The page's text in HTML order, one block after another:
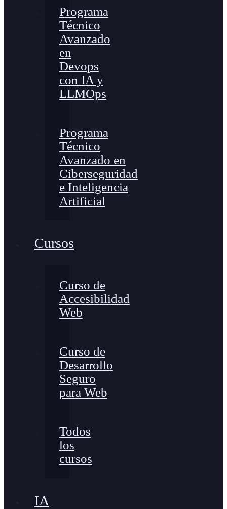
Programa
Técnico
Avanzado
en
Devops
con IA y
LLMOps
Programa
Técnico
Avanzado en
Ciberseguridad
e Inteligencia
Artificial
Cursos
Curso de
Accesibilidad
Web
Curso de
Desarrollo
Seguro
para Web
Todos
los
cursos
IA